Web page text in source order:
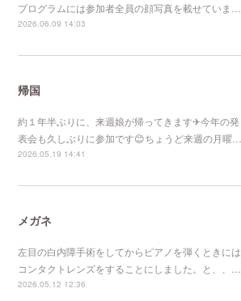
プログラムには参加者全員の顔写真を載せていま…
2026.06.09 14:03
帰国
約１年半ぶりに、来週娘が帰ってきます✈今年の発
表会も久しぶりに参加です😊ちょうど来週の月曜…
2026.05.19 14:41
メガネ
左目の白内障手術をしてからピアノを弾くときには
コンタクトレンズをすることにしました。と、、…
2026.05.12 12:36